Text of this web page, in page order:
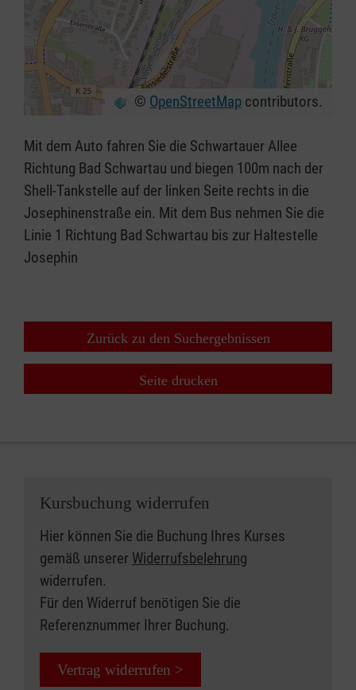
⇧
© OpenStreetMap contributors.
Mit dem Auto fahren Sie die Schwartauer Allee
Richtung Bad Schwartau und biegen 100m nach der
Shell-Tankstelle auf der linken Seite rechts in die
Josephinenstraße ein. Mit dem Bus nehmen Sie die
Linie 1 Richtung Bad Schwartau bis zur Haltestelle
Josephin
Zurück zu den Suchergebnissen
Seite drucken
Kursbuchung widerrufen
Hier können Sie die Buchung Ihres Kurses
gemäß unserer Widerrufsbelehrung
widerrufen.
Für den Widerruf benötigen Sie die
Referenznummer Ihrer Buchung.
Vertrag widerrufen >